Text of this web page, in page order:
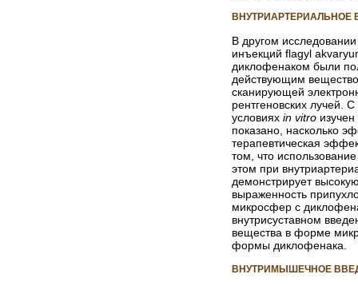
ВНУТРИАРТЕРИАЛЬНОЕ
В другом
инъекций flagyl
диклофенаком были
действующим
сканирующей
рентгеновских лучей.
условиях in vitro
показано, насколько
терапевтическая
том, что
этом при
демонстрирует
выраженность
микросфер с
внутрисуставном
вещества в форме
формы диклофенака.
ВНУТРИМЫШЕЧНОЕ